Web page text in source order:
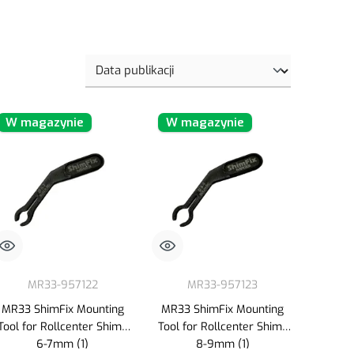
W magazynie
MR33-957122
MR33 ShimFix Mounting
for Rollcenter Shims
6-7mm (1)
W magazynie
MR33-957123
MR33 ShimFix Mounting
Tool for Rollcenter Shims
8-9mm (1)